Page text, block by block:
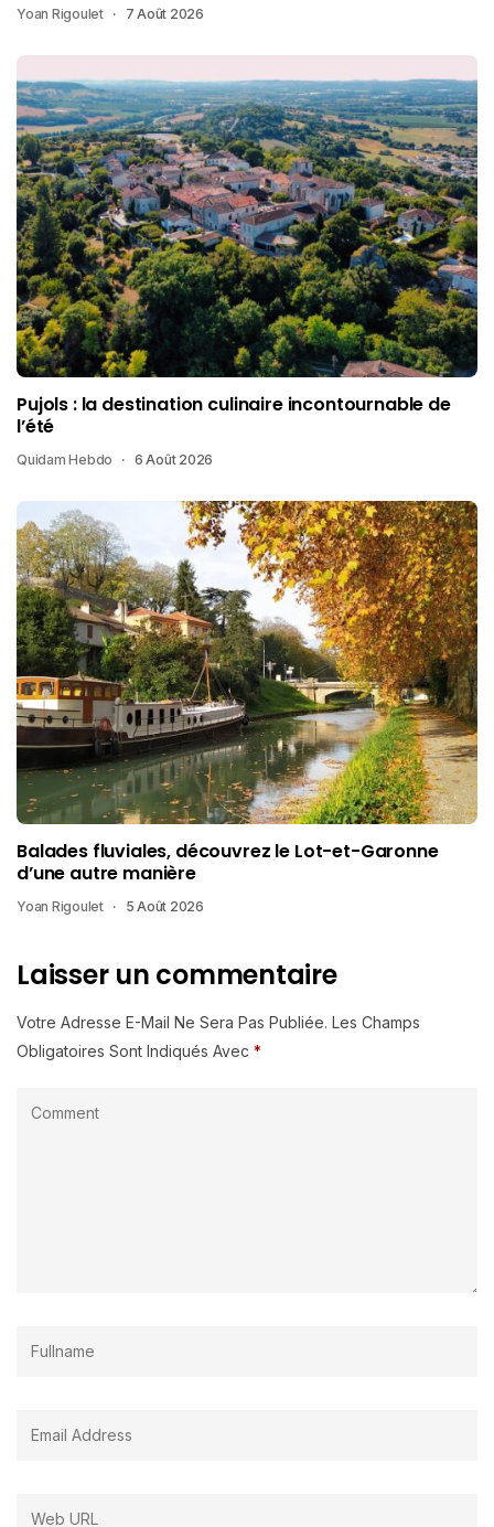
Yoan Rigoulet 7 Août 2026
Pujols : la destination culinaire incontournable de
l’été
Quidam Hebdo 6 Août 2026
Balades fluviales, découvrez le Lot-et-Garonne
d’une autre manière
Yoan Rigoulet 5 Août 2026
Laisser un commentaire
Votre Adresse E-Mail Ne Sera Pas Publiée. Les Champs
Obligatoires Sont Indiqués Avec *